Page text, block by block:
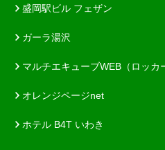
盛岡駅ビル フェザン
ガーラ湯沢
マルチエキューブWEB（ロッカ
オレンジページnet
ホテル B4T いわき